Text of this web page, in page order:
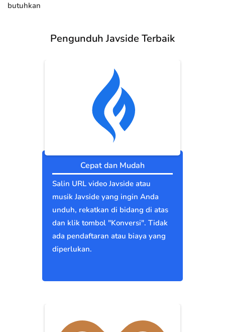
butuhkan
Pengunduh Javside Terbaik
Cepat dan Mudah
Salin URL video Javside atau
musik Javside yang ingin Anda
unduh, rekatkan di bidang di atas
dan klik tombol "Konversi". Tidak
ada pendaftaran atau biaya yang
diperlukan.